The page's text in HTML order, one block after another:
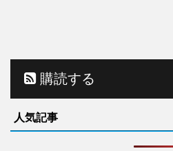
購読する
人気記事